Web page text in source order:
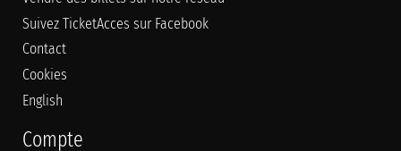
Suivez TicketAcces sur Facebook
Contact
Cookies
English
Compte